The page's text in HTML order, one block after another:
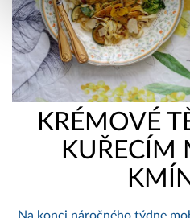
KRÉMOVÉ
KUŘECÍM
Na konci náročného týdne